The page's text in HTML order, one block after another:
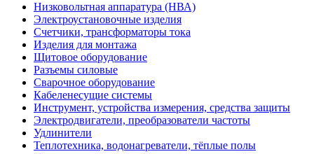
Низковольтная аппаратура (НВА)
Электроустановочные изделия
Счетчики, трансформаторы тока
Изделия для монтажа
Щитовое оборудование
Разъемы силовые
Сварочное оборудование
Кабеленесущие системы
Инструмент, устройства измерения, средства защиты
Электродвигатели, преобразователи частоты
Удлинители
Теплотехника, водонагреватели, тёплые полы